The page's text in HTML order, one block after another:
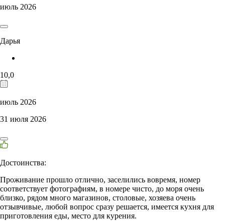
июль 2026
Дарья
10,0
июль 2026
31 июля 2026
Достоинства:
Проживание прошло отлично, заселились вовремя, номер
соответствует фотографиям, в номере чисто, до моря очень
близко, рядом много магазинов, столовые, хозяева очень
отзывчивые, любой вопрос сразу решается, имеется кухня для
приготовления еды, место для курения.